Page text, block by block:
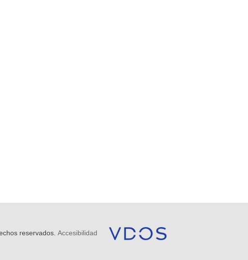
reservados. Accesibilidad